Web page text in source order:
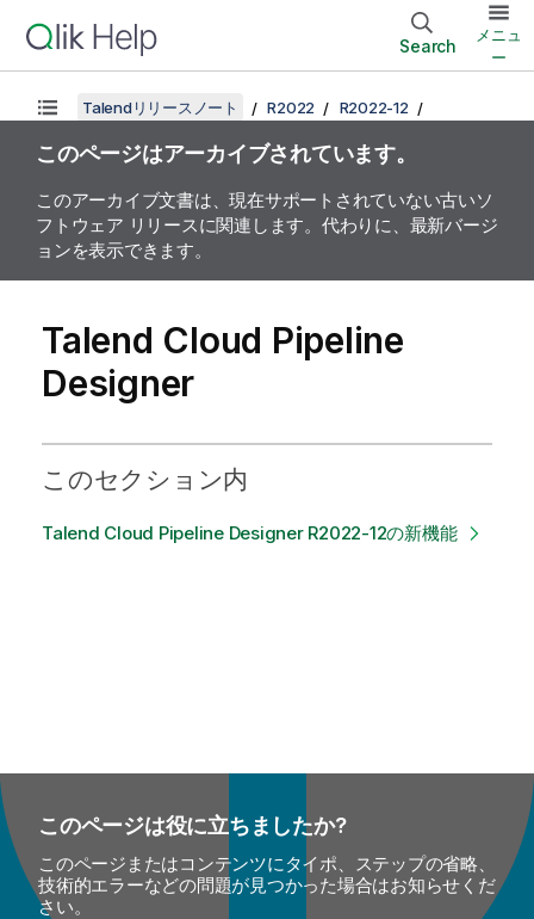
Search
メニュ
ー
Talendリリースノート R2022 R2022-12
このページはアーカイブされています。
このアーカイブ文書は、現在サポートされていない古いソ
フトウェア リリースに関連します。代わりに、最新バージ
ョンを表示できます。
Talend Cloud Pipeline
Designer
このセクション内
Talend Cloud Pipeline Designer R2022-12の新機能
このページは役に立ちましたか?
このページまたはコンテンツにタイポ、ステップの省略、
技術的エラーなどの問題が見つかった場合はお知らせくだ
さい。